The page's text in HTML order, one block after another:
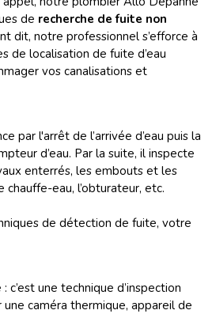
de recherche de fuite non
dit, notre professionnel s’efforce à
de localisation de fuite d’eau
vos canalisations et
par l'arrêt de l’arrivée d’eau puis la
d’eau. Par la suite, il inspecte
enterrés, les embouts et les
eau, l’obturateur, etc.
de détection de fuite, votre
c’est une technique d’inspection
caméra thermique, appareil de